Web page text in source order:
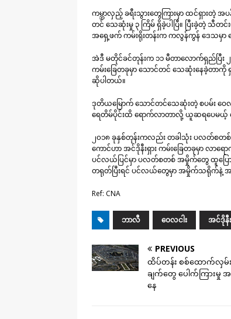
ကမ္ဘာလှည့် ခရီးသွားတွေကြားမှာ ထင်ရှားတဲ့
တင် သေဆုံးမှု ၃ ကြိမ် ရှိခဲ့ပါပြီ။ ပြီးခဲ့တဲ့ သီ
အရှေ့ဖက် ကမ်းရိုးတန်းက ကလွန်ကွန် ဒေသမှာ
အဲဒီ မတိုင်ခင်တုန်းက ၁၁ မီတာလောက်ရှည်ပြီး
ကမ်းခြေတခုမှာ သောင်တင် သေဆုံးနေခဲ့တာကို
ဆိုပါတယ်။
ဒုတိယမြောက် သောင်တင်သေဆုံးတဲ့ စပမ်း ဝေလင
ရေတိမ်ပိုင်းထိ ရောက်လာတာလို့ ယူဆရပေမယ့် န
၂၀၁၈ ခုနှစ်တုန်းကလည်း တခါသုံး ပလတ်စတစ်
ကောင်ဟာ အင်ဒိုနီးရှား ကမ်းခြေတခုမှာ လာရ
ပင်လယ်ပြင်မှာ ပလတ်စတစ် အမှိုက်တွေ ထူပြော
တရုတ်ပြီးရင် ပင်လယ်တွေမှာ အမှိုက်သရိုက်နဲ့ အ
Ref: CNA
ဘာလီ ဝေလငါး အင်ဒိုနီး
PREVIOUS
ထိပ်တန်း စစ်ထောက်လှမ်
ချက်တွေ ပေါက်ကြားမှု
နေ